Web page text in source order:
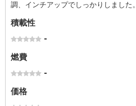
調、インチアップでしっかりしました。
積載性
-
燃費
-
価格